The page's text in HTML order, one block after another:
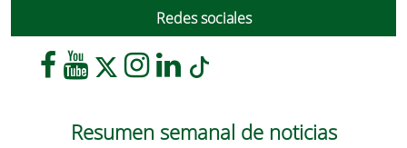
Redes sociales
Resumen semanal de noticias